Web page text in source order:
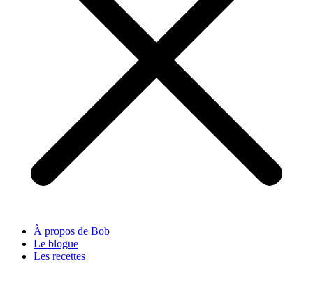
À propos de Bob
Le blogue
Les recettes